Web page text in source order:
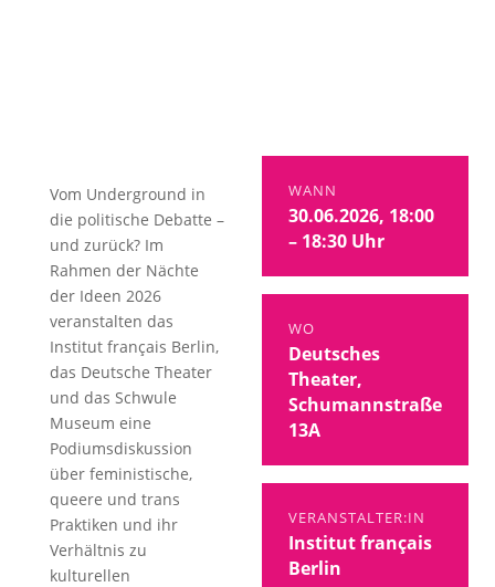
Vom Underground in
die politische Debatte –
und zurück? Im
Rahmen der Nächte
der Ideen 2026
veranstalten das
Institut français Berlin,
das Deutsche Theater
und das Schwule
Museum eine
Podiumsdiskussion
über feministische,
queere und trans
Praktiken und ihr
Verhältnis zu
kulturellen
WANN
30.06.2026, 18:00
– 18:30 Uhr
WO
Deutsches
Theater,
Schumannstraße
13A
VERANSTALTER:IN
Institut français
Berlin